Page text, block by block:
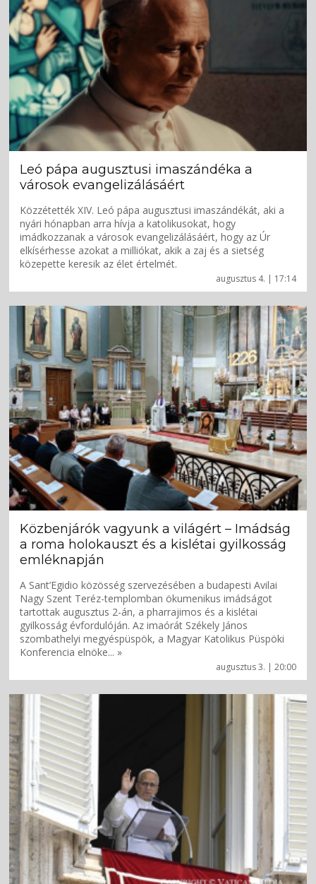
augusztus 4. | 17:14
Leó pápa augusztusi imaszándéka a
városok evangelizálásáért
Közzétették XIV. Leó pápa augusztusi imaszándékát, aki a
nyári hónapban arra hívja a katolikusokat, hogy
imádkozzanak a városok evangelizálásáért, hogy az Úr
elkísérhesse azokat a milliókat, akik a zaj és a sietség
közepette keresik az élet értelmét.
augusztus 3. | 20:00
Közbenjárók vagyunk a világért – Imádság
a roma holokauszt és a kislétai gyilkosság
emléknapján
A Sant’Egidio közösség szervezésében a budapesti Avilai
Nagy Szent Teréz-templomban ökumenikus imádságot
tartottak augusztus 2-án, a pharrajimos és a kislétai
gyilkosság évfordulóján. Az imaórát Székely János
szombathelyi megyéspüspök, a Magyar Katolikus Püspöki
Konferencia elnöke... »